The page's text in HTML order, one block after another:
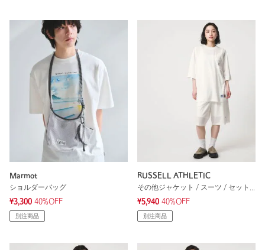
Marmot
ショルダーバッグ
¥3,300 40%OFF
別注商品
RUSSELL ATHLETIC
その他ジャケット / スーツ / セットアップ
¥5,940 40%OFF
別注商品